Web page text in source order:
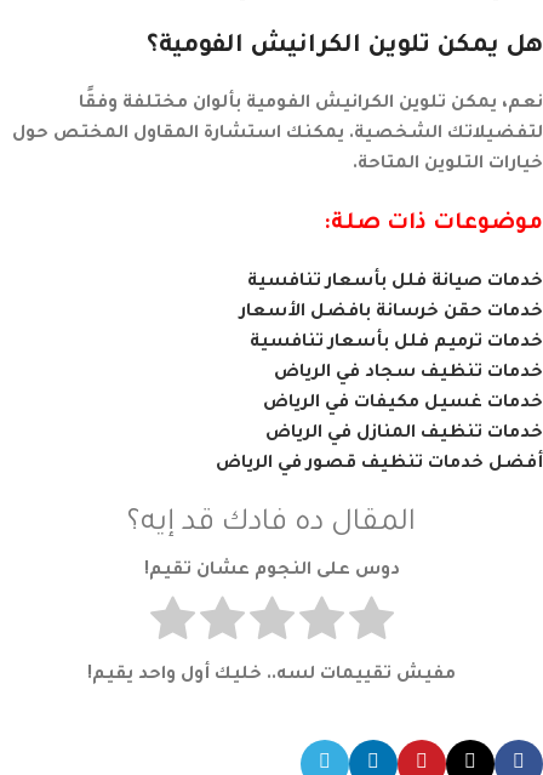
هل يمكن تلوين الكرانيش الفومية؟
نعم، يمكن تلوين الكرانيش الفومية بألوان مختلفة وفقًا
لتفضيلاتك الشخصية. يمكنك استشارة المقاول المختص حول
خيارات التلوين المتاحة.
موضوعات ذات صلة:
خدمات صيانة فلل بأسعار تنافسية
خدمات حقن خرسانة بافضل الأسعار
خدمات ترميم فلل بأسعار تنافسية
خدمات تنظيف سجاد في الرياض
خدمات غسيل مكيفات في الرياض
خدمات تنظيف المنازل في الرياض
أفضل خدمات تنظيف قصور في الرياض
المقال ده فادك قد إيه؟
دوس على النجوم عشان تقيم!
مفيش تقييمات لسه.. خليك أول واحد يقيم!